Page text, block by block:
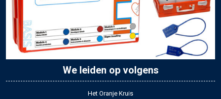
We leiden op volgens
Het Oranje Kruis